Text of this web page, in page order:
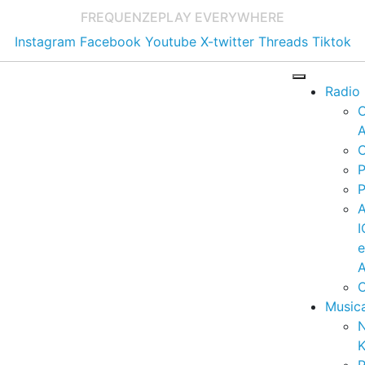
FREQUENZEPLAY EVERYWHERE
Instagram Facebook Youtube X-twitter Threads Tiktok
Radio
e